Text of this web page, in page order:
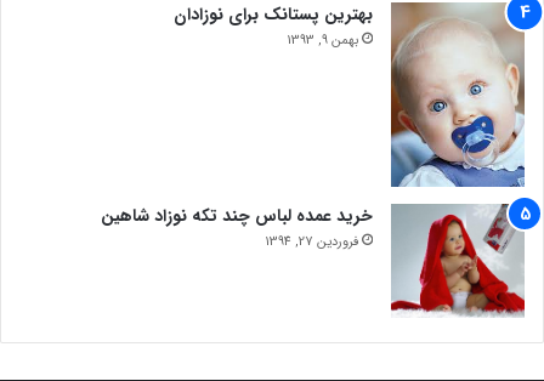
بهترین پستانک برای نوزادان
بهمن 9, 1393
خرید عمده لباس چند تکه نوزاد شاهین
فروردین 27, 1394